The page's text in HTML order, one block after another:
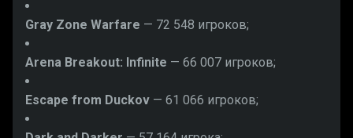
Gray Zone Warfare — 72 548 игроков;
Arena Breakout: Infinite — 66 007 игроков;
Escape from Duckov — 61 066 игроков;